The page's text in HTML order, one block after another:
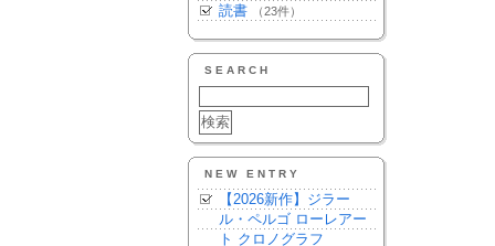
読書 （23件）
SEARCH
NEW ENTRY
【2026新作】ジラー
ル・ペルゴ ローレアー
ト クロノグラフ